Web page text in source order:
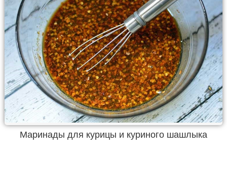
Маринады для курицы и куриного шашлыка